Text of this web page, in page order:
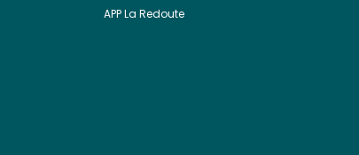
APP La Redoute